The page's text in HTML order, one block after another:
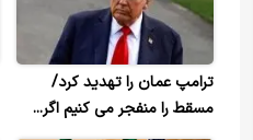
ترامپ عمان را تهدید کرد/
مسقط را منفجر می کنیم اگر...